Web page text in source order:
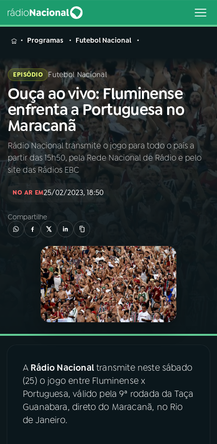
MENU
Buscar
na
Rádio
Nacional
Buscar
AO VIVO
01
PROGRAMAS
PODCASTS
06VIDEOCASTS
07ÚLTIMAS
FESTIVAL DE MÚSICA
Programas Futebol Nacional
EPISÓDIO Futebol Nacional
Ouça ao vivo: Fluminense
enfrenta a Portuguesa no
Maracanã
Rádio Nacional transmite o jogo para todo o país a
partir das 15h50, pela Rede Nacional de Rádio e pelo
site das Rádios EBC
NO AR EM25/02/2023, 18:50
Compartilhe
A Rádio Nacionaltransmite neste sábado
(25) o jogo entre Fluminense x
Portuguesa, válido pela 9ª rodada da Taça
Guanabara, direto do Maracanã, no Rio
de Janeiro.